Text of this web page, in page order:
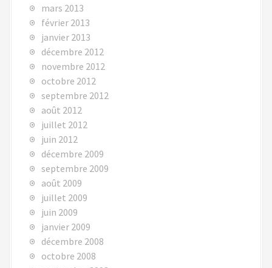
mars 2013
février 2013
janvier 2013
décembre 2012
novembre 2012
octobre 2012
septembre 2012
août 2012
juillet 2012
juin 2012
décembre 2009
septembre 2009
août 2009
juillet 2009
juin 2009
janvier 2009
décembre 2008
octobre 2008